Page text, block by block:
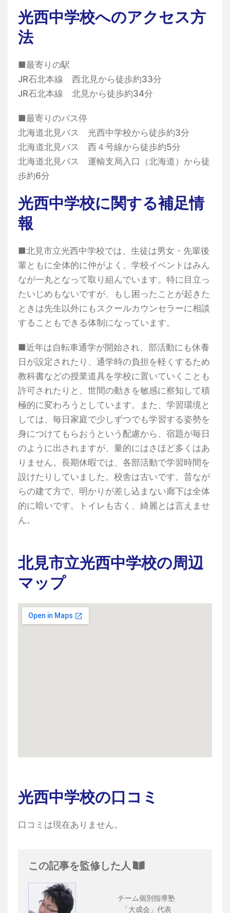
光西中学校へのアクセス方
法
■最寄りの駅
JR石北本線 西北見から徒歩約33分
JR石北本線 北見から徒歩約34分
■最寄りのバス停
北海道北見バス 光西中学校から徒歩約3分
北海道北見バス 西４号線から徒歩約5分
北海道北見バス 運輸支局入口（北海道）から徒
歩約6分
光西中学校に関する補足情
報
■北見市立光西中学校では、生徒は男女・先輩後
輩ともに全体的に仲がよく、学校イベントはみん
なが一丸となって取り組んでいます。特に目立っ
たいじめもないですが、もし困ったことが起きた
ときは先生以外にもスクールカウンセラーに相談
することもできる体制になっています。
■近年は自転車通学が開始され、部活動にも休養
日が設定されたり、通学時の負担を軽くするため
教科書などの授業道具を学校に置いていくことも
許可されたりと、世間の動きを敏感に察知して積
極的に変わろうとしています。また、学習環境と
しては、毎日家庭で少しずつでも学習する姿勢を
身につけてもらおうという配慮から、宿題が毎日
のように出されますが、量的にはさほど多くはあ
りません。長期休暇では、各部活動で学習時間を
設けたりしていました。校舎は古いです。昔なが
らの建て方で、明かりが差し込まない廊下は全体
的に暗いです。トイレも古く、綺麗とは言えませ
ん。
北見市立光西中学校の周辺
マップ
光西中学校の口コミ
口コミは現在ありません。
この記事を監修した人
チーム個別指導塾
「大成会」代表